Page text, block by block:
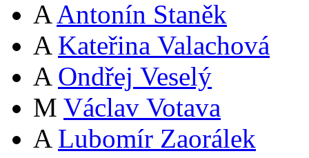
A Antonín Staněk
A Kateřina Valachová
A Ondřej Veselý
M Václav Votava
A Lubomír Zaorálek